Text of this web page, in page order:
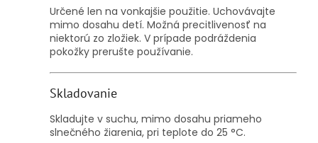
Určené len na vonkajšie použitie. Uchovávajte
mimo dosahu detí. Možná precitlivenosť na
niektorú zo zložiek. V prípade podráždenia
pokožky prerušte používanie.
Skladovanie
Skladujte v suchu, mimo dosahu priameho
slnečného žiarenia, pri teplote do 25 °C.